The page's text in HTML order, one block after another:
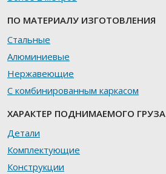
ПО МАТЕРИАЛУ ИЗГОТОВЛЕНИЯ
Стальные
Алюминиевые
Нержавеющие
С комбинированным каркасом
ХАРАКТЕР ПОДНИМАЕМОГО ГРУЗА
Детали
Комплектующие
Конструкции